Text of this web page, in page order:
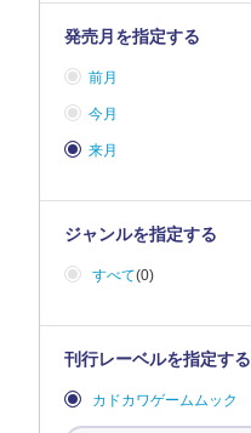
発売月を指定する
前月
今月
来月
ジャンルを指定する
すべて(0)
刊行レーベルを指定する
カドカワゲームムック